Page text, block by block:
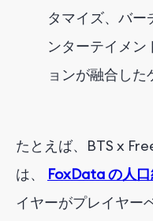
タマイズ、バー
ンターテイメン
ョンが融合した
たとえば、BTS x
は、
FoxData の人
イヤーがプレイヤー